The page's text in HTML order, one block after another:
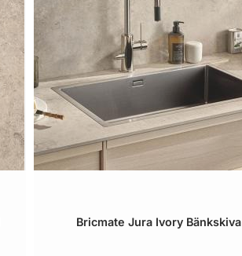
Bricmate Jura Ivory Bänkskiva